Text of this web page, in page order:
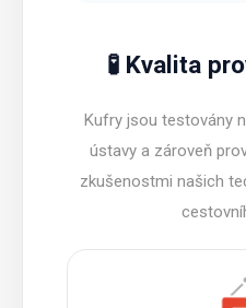
🧪 Kvalita
Kufry jsou testovány
ústavy a zároveň
zkušenostmi našich